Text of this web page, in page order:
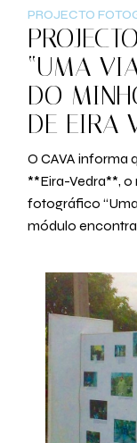
PROJECTO
“UMA
DO
DE EIRA
O CAVA informa
**Eira-Vedra**,
fotográfico
módulo